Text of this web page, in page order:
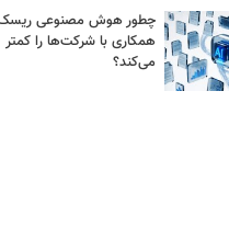
چطور هوش مصنوعی
همکاری با شرکت‌ها را کمتر
می‌کند؟